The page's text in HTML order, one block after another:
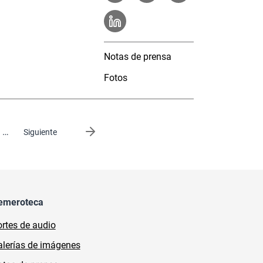
Notas de prensa
Fotos
… Siguiente
Siguiente página
de audio
de imágenes